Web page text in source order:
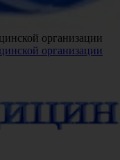
организации
организации